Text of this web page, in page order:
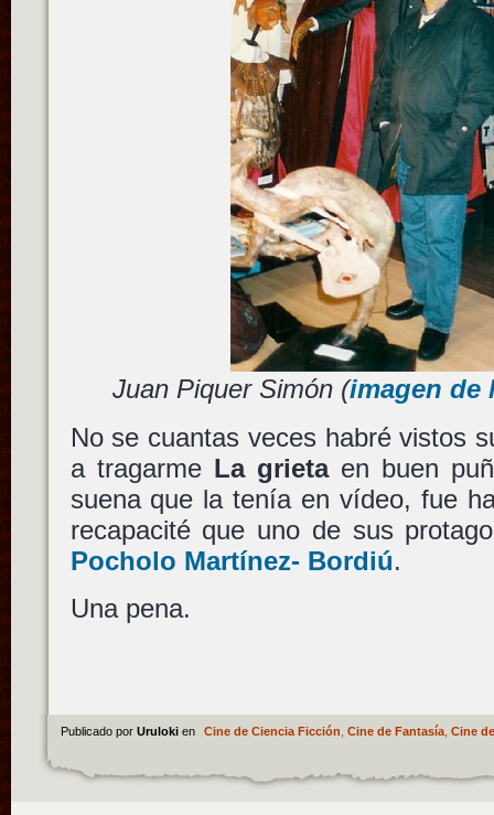
Juan Piquer Simón (imagen de
No se cuantas veces habré vistos
a tragarme La grietaen buen
suena que la tenía en vídeo, fue
recapacité que uno de sus
Pocholo Martínez- Bordiú.
Una pena.
Publicado por Uruloki en Cine de Ciencia Ficción Cine de Fantasía, Cine